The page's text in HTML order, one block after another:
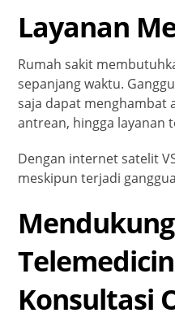
Layanan
Rumah sakit
sepanjang waktu.
saja dapat menghambat
antrean, hingga layanan
Dengan internet satelit
meskipun terjadi
Mendukung
Konsultasi